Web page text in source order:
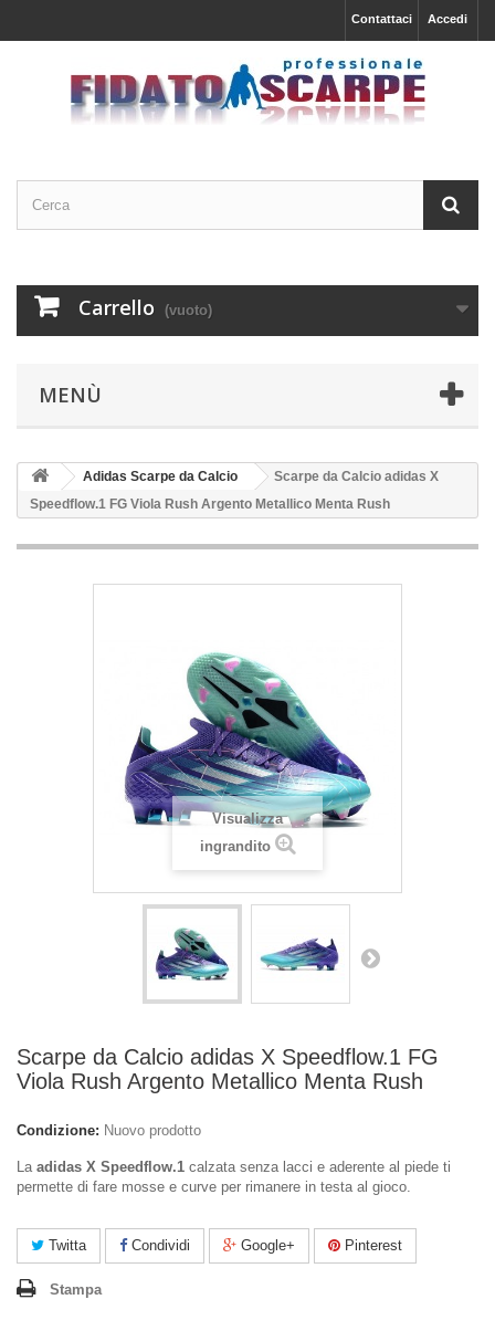
Accedi
Contattaci
Carrello (vuoto)
MENÙ
Adidas Scarpe da Calcio
Scarpe da Calcio adidas X
Speedflow.1 FG Viola Rush Argento Metallico Menta Rush
Visualizza
ingrandito
Scarpe da Calcio adidas X Speedflow.1 FG
Viola Rush Argento Metallico Menta Rush
Condizione: Nuovo prodotto
La adidas X Speedflow.1 calzata senza lacci e aderente al piede ti
permette di fare mosse e curve per rimanere in testa al gioco.
Twitta Condividi Google+ Pinterest
Stampa